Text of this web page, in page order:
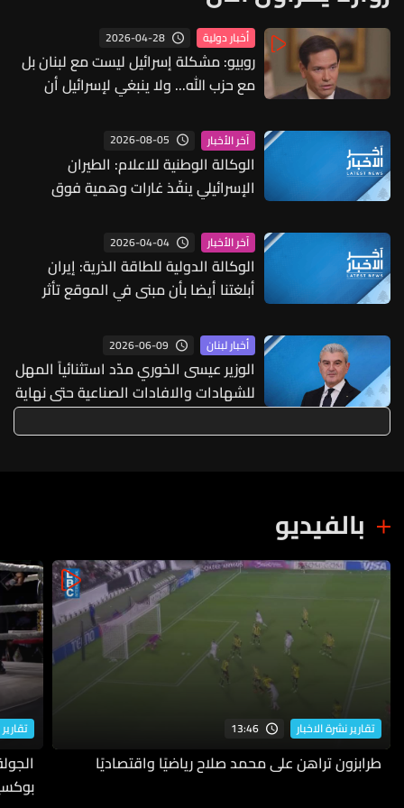
أخبار دولية 2026-04-28
روبيو: مشكلة إسرائيل ليست مع لبنان بل
مع حزب الله... ولا ينبغي لإسرائيل أن
آخر الأخبار 2026-08-05
الوكالة الوطنية للاعلام: الطيران
الإسرائيلي ينفّذ غارات وهمية فوق
آخر الأخبار 2026-04-04
الوكالة الدولية للطاقة الذرية: إيران
أبلغتنا أيضا بأن مبنى في الموقع تأثر
أخبار لبنان 2026-06-09
الوزير عيسى الخوري مدّد استثنائياً المهل
للشهادات والافادات الصناعية حتى نهاية
أيلول 2026
بالفيديو
تقارير نشرة الاخبار 13:46
طرابزون تراهن على محمد صلاح رياضيًا واقتصاديًا